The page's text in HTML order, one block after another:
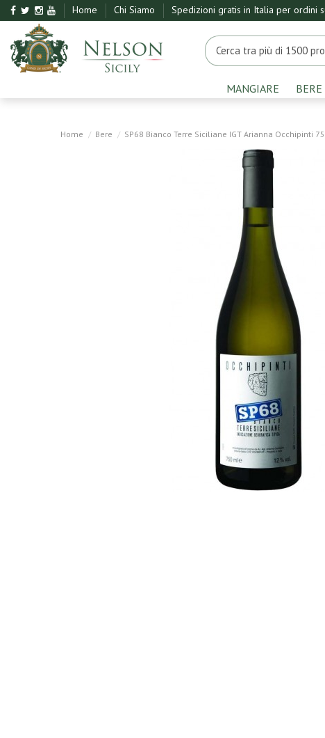
Home Chi Siamo Spedizioni gratis in Italia per ordini
MANGIARE BERE
Home Bere SP68 Bianco Terre Siciliane IGT Arianna Occhipinti